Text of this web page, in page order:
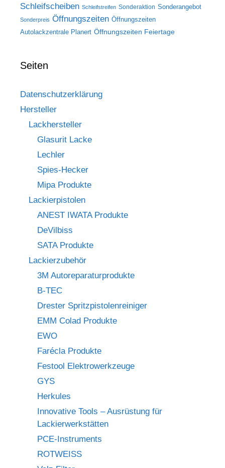
Schleifscheiben Schleifstreifen Sonderaktion Sonderangebot
Sonderpreis Öffnungszeiten Öffnungszeiten
Autolackzentrale Planert Öffnungszeiten Feiertage
Seiten
Datenschutzerklärung
Hersteller
Lackhersteller
Glasurit Lacke
Lechler
Spies-Hecker
Mipa Produkte
Lackierpistolen
ANEST IWATA Produkte
DeVilbiss
SATA Produkte
Lackierzubehör
3M Autoreparaturprodukte
B-TEC
Drester Spritzpistolenreiniger
EMM Colad Produkte
EWO
Farécla Produkte
Festool Elektrowerkzeuge
GYS
Herkules
Innovative Tools – Ausrüstung für
Lackierwerkstätten
PCE-Instruments
ROTWEISS